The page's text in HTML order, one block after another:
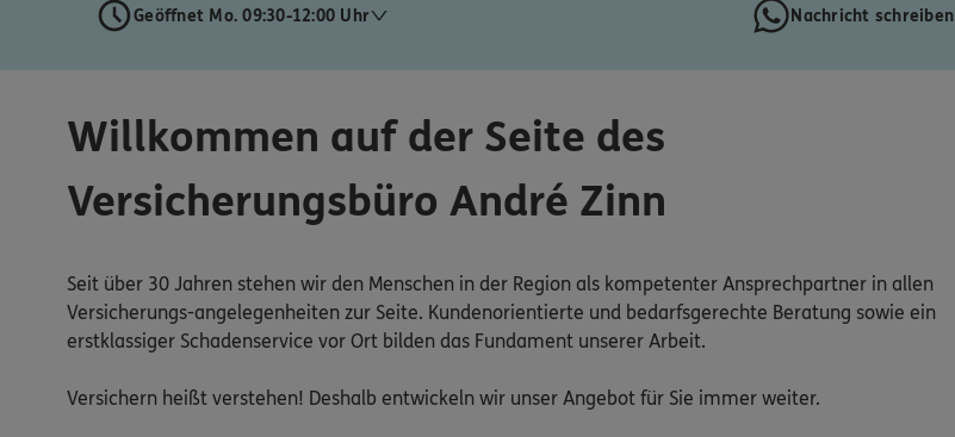
Geöffnet Mo. 09:30-12:00 Uhr Nachricht schreiben
Willkommen auf der Seite des
Versicherungsbüro André Zinn
Seit über 30 Jahren stehen wir den Menschen in der Region als kompetenter Ansprechpartner in allen
Versicherungs-angelegenheiten zur Seite. Kundenorientierte und bedarfsgerechte Beratung sowie ein
erstklassiger Schadenservice vor Ort bilden das Fundament unserer Arbeit.
Versichern heißt verstehen! Deshalb entwickeln wir unser Angebot für Sie immer weiter.